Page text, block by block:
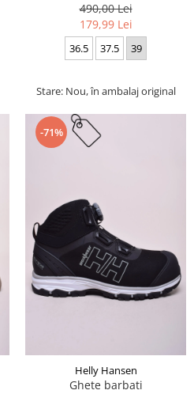
490,00 Lei
179,99 Lei
36.5 37.5 39
Stare: Nou, în ambalaj original
-71%
Helly Hansen
Ghete barbati